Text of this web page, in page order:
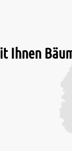
Ihnen